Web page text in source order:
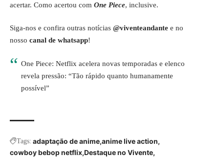
acertar. Como acertou com One Piece, inclusive.
Siga-nos e confira outras notícias @viventeandante e no
nosso canal de whatsapp!
One Piece: Netflix acelera novas temporadas e elenco
revela pressão: “Tão rápido quanto humanamente
possível”
Tags: adaptação de anime anime live action
cowboy bebop netflix Destaque no Vivente